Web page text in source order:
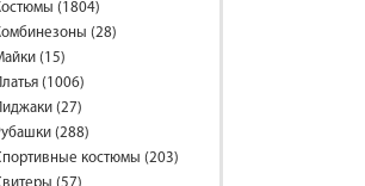
(1804)
(28)
(15)
(1006)
(27)
(288)
костюмы (203)